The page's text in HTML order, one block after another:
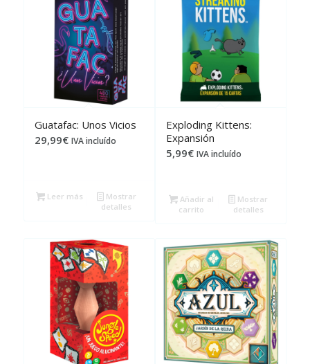
Guatafac: Unos Vicios
29,99€ IVA incluído
Leer más
Mostrar
detalles
Exploding Kittens:
Expansión
5,99€ IVA incluído
Añadir al
carrito
Mostrar
detalles